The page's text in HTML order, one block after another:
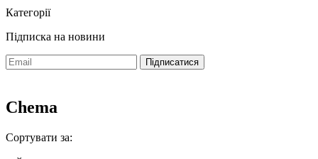
Категорії
Підписка на новини
Chema
Сортувати за: